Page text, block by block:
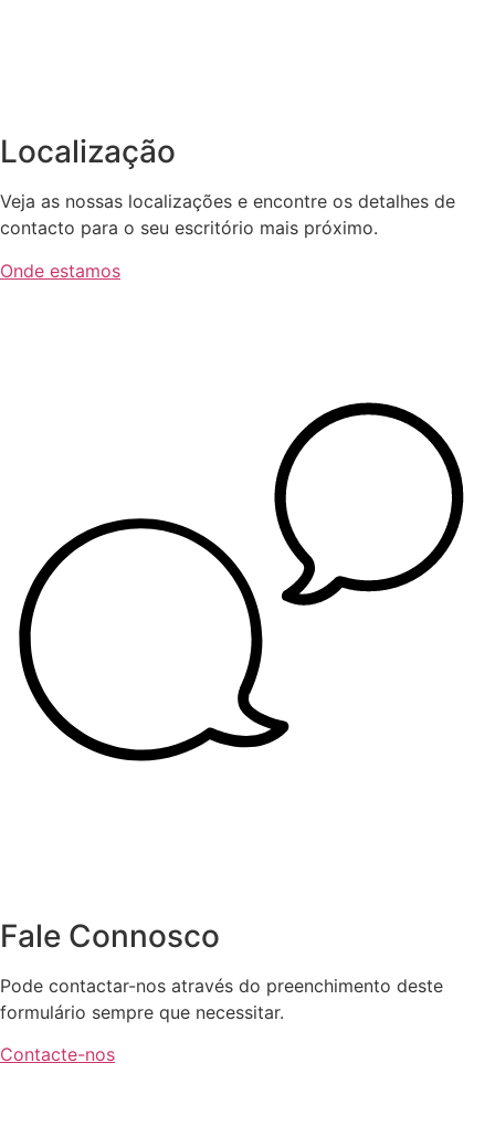
Localização
Veja as nossas localizações e encontre os detalhes de
contacto para o seu escritório mais próximo.
Onde estamos
Fale Connosco
Pode contactar-nos através do preenchimento deste
formulário sempre que necessitar.
Contacte-nos